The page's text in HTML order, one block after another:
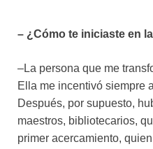
– ¿Cómo te iniciaste en
–La persona que me
Ella me incentivó siempre
Después, por supuesto,
maestros, bibliotecarios,
primer acercamiento,